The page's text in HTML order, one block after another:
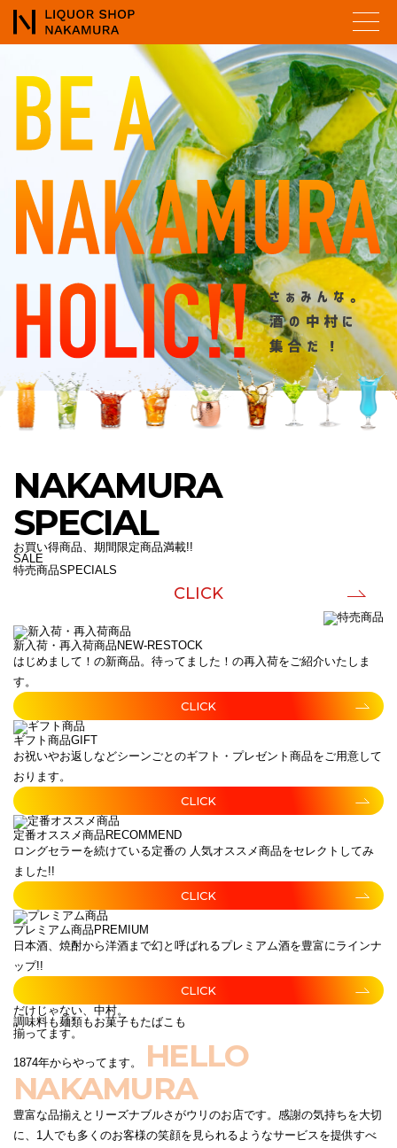
NAKAMURA
SPECIAL
お買い得商品、期間限定商品満載!!
SALE
特売商品SPECIALS
CLICK
新入荷・再入荷商品 NEW-RESTOCK
はじめまして！の新商品。待ってました！の再入荷をご紹介いたしま
す。
CLICK
ギフト商品GIFT
お祝いやお返しなどシーンごとのギフト・プレゼント商品をご用意して
おります。
CLICK
定番オススメ商品 RECOMMEND
ロングセラーを続けている定番の 人気オススメ商品をセレクトしてみ
ました!!
CLICK
プレミアム商品 PREMIUM
日本酒、焼酎から洋酒まで幻と呼ばれるプレミアム酒を豊富にラインナ
ップ!!
CLICK
だけじゃない、中村。
調味料も麺類もお菓子もたばこも
揃ってます。
1874年からやってます。
HELLO
NAKAMURA
豊富な品揃えとリーズナブルさがウリのお店です。感謝の気持ちを大切
に、1人でも多くのお客様の笑顔を見られるようなサービスを提供すべ